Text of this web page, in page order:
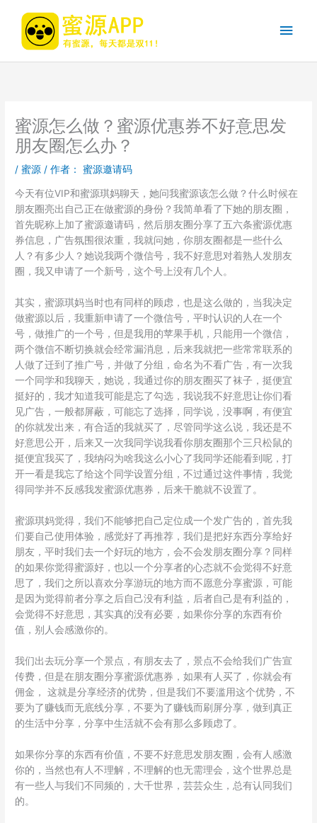
主
菜
蜜源怎么做？蜜源优惠券不好意思发
朋友圈怎么办？
/蜜源 / 作者： 蜜源邀请码
今天有位VIP和蜜源琪妈聊天，她问我蜜源该怎么做？什么时候在
朋友圈亮出自己正在做蜜源的身份？我简单看了下她的朋友圈，
首先昵称上加了蜜源邀请码，然后朋友圈分享了五六条蜜源优惠
券信息，广告氛围很浓重，我就问她，你朋友圈都是一些什么
人？有多少人？她说我两个微信号，我不好意思对着熟人发朋友
圈，我又申请了一个新号，这个号上没有几个人。
其实，蜜源琪妈当时也有同样的顾虑，也是这么做的，当我决定
做蜜源以后，我重新申请了一个微信号，平时认识的人在一个
号，做推广的一个号，但是我用的苹果手机，只能用一个微信，
两个微信不断切换就会经常漏消息，后来我就把一些常常联系的
人做了迁到了推广号，并做了分组，命名为不看广告，有一次我
一个同学和我聊天，她说，我通过你的朋友圈买了袜子，挺便宜
挺好的，我才知道我可能是忘了勾选，我说我不好意思让你们看
见广告，一般都屏蔽，可能忘了选择，同学说，没事啊，有便宜
的你就发出来，有合适的我就买了，尽管同学这么说，我还是不
好意思公开，后来又一次我同学说我看你朋友圈那个三只松鼠的
挺便宜我买了，我纳闷为啥我这么小心了我同学还能看到呢，打
开一看是我忘了给这个同学设置分组，不过通过这件事情，我觉
得同学并不反感我发蜜源优惠券，后来干脆就不设置了。
蜜源琪妈觉得，我们不能够把自己定位成一个发广告的，首先我
们要自己使用体验，感觉好了再推荐，我们是把好东西分享给好
朋友，平时我们去一个好玩的地方，会不会发朋友圈分享？同样
的如果你觉得蜜源好，也以一个分享者的心态就不会觉得不好意
思了，我们之所以喜欢分享游玩的地方而不愿意分享蜜源，可能
是因为觉得前者分享之后自己没有利益，后者自己是有利益的，
会觉得不好意思，其实真的没有必要，如果你分享的东西有价
值，别人会感激你的。
我们出去玩分享一个景点，有朋友去了，景点不会给我们广告宣
传费，但是在朋友圈分享蜜源优惠券，如果有人买了，你就会有
佣金， 这就是分享经济的优势，但是我们不要滥用这个优势，不
要为了赚钱而无底线分享，不要为了赚钱而刷屏分享，做到真正
的生活中分享，分享中生活就不会有那么多顾虑了。
如果你分享的东西有价值，不要不好意思发朋友圈，会有人感激
你的，当然也有人不理解，不理解的也无需理会，这个世界总是
有一些人与我们不同频的，大千世界，芸芸众生，总有认同我们
的。